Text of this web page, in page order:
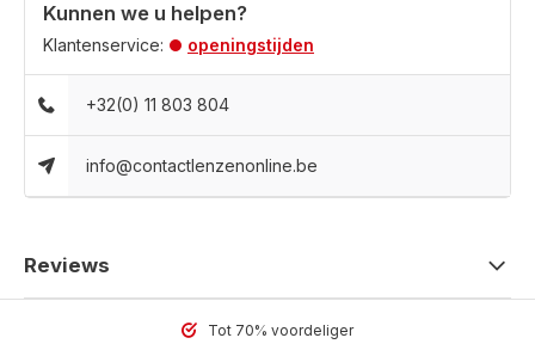
Kunnen we u helpen?
Klantenservice: openingstijden
+32(0) 11 803 804
info@contactlenzenonline.be
Reviews
Tot 70% voordeliger